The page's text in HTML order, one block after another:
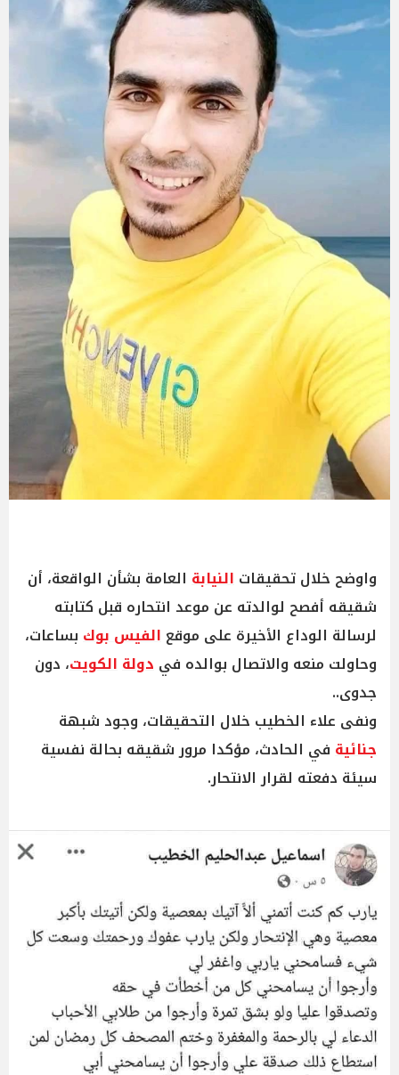
واوضح خلال تحقيقات النيابة العامة بشأن الواقعة، أن
شقيقه أفصح لوالدته عن موعد انتحاره قبل كتابته
لرسالة الوداع الأخيرة على موقع الفيس بوك بساعات،
وحاولت منعه والاتصال بوالده في دولة الكويت، دون
جدوى..
ونفى علاء الخطيب خلال التحقيقات، وجود شبهة
جنائية في الحادث، مؤكدا مرور شقيقه بحالة نفسية
سيئة دفعته لقرار الانتحار.